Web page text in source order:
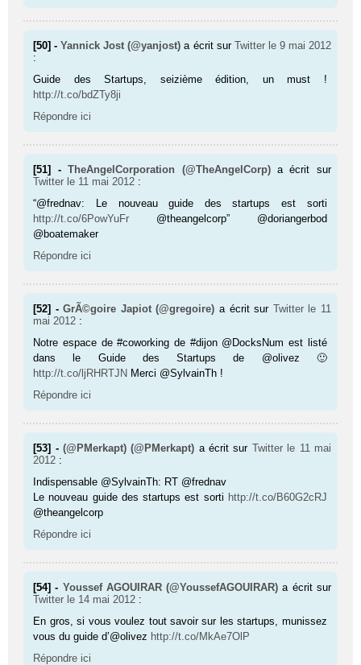
[50] -Yannick Jost (@yanjost) a écrit sur Twitter le 9 mai 2012
:
Guide des Startups, seizième édition, un must !
http://t.co/bdZTy8ji
Répondre ici
[51] -TheAngelCorporation (@TheAngelCorp) a écrit sur
Twitter le 11 mai 2012 :
“@frednav: Le nouveau guide des startups est sorti
http://t.co/6PowYuFr @theangelcorp” @doriangerbod
@boatemaker
Répondre ici
[52] -GrÃ©goire Japiot (@gregoire) a écrit sur Twitter le 11
mai 2012 :
Notre espace de #coworking de #dijon @DocksNum est listé
dans le Guide des Startups de @olivez 🙂
http://t.co/ljRHRTJN Merci @SylvainTh !
Répondre ici
[53] - (@PMerkapt) (@PMerkapt) a écrit sur Twitter le 11 mai
2012 :
Indispensable @SylvainTh: RT @frednav
Le nouveau guide des startups est sorti http://t.co/B60G2cRJ
@theangelcorp
Répondre ici
[54] - Youssef AGOUIRAR (@YoussefAGOUIRAR) a écrit sur
Twitter le 14 mai 2012 :
En gros, si vous voulez tout savoir sur les startups, munissez
vous du guide d’@olivez http://t.co/MkAe7OlP
Répondre ici